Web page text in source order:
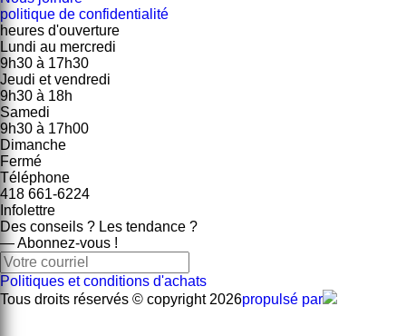
politique de confidentialité
heures d'ouverture
Lundi au mercredi
9h30 à 17h30
Jeudi et vendredi
9h30 à 18h
Samedi
9h30 à 17h00
Dimanche
Fermé
Téléphone
418 661-6224
Infolettre
Des conseils ? Les tendance ?
― Abonnez-vous !
Politiques et conditions d'achats
Tous droits réservés © copyright 2026propulsé par